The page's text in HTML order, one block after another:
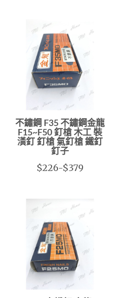
不鏽鋼 F35 不鏽鋼金龍
F15~F50 釘槍 木工 裝
潢釘 釘槍 氣釘槍 鐵釘
釘子
$226-$379